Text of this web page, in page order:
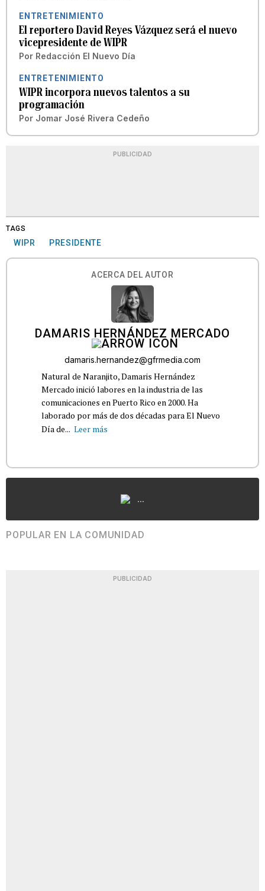
ENTRETENIMIENTO
El reportero David Reyes Vázquez será el nuevo
vicepresidente de WIPR
Por Redacción El Nuevo Día
ENTRETENIMIENTO
WIPR incorpora nuevos talentos a su
programación
Por Jomar José Rivera Cedeño
PUBLICIDAD
TAGS
WIPR PRESIDENTE
ACERCA DEL AUTOR
DAMARIS HERNÁNDEZ MERCADO
damaris.hernandez@gfrmedia.com
Natural de Naranjito, Damaris Hernández
Mercado inició labores en la industria de las
comunicaciones en Puerto Rico en 2000. Ha
laborado por más de dos décadas para El Nuevo
Día de... Leer más
...
POPULAR EN LA COMUNIDAD
PUBLICIDAD